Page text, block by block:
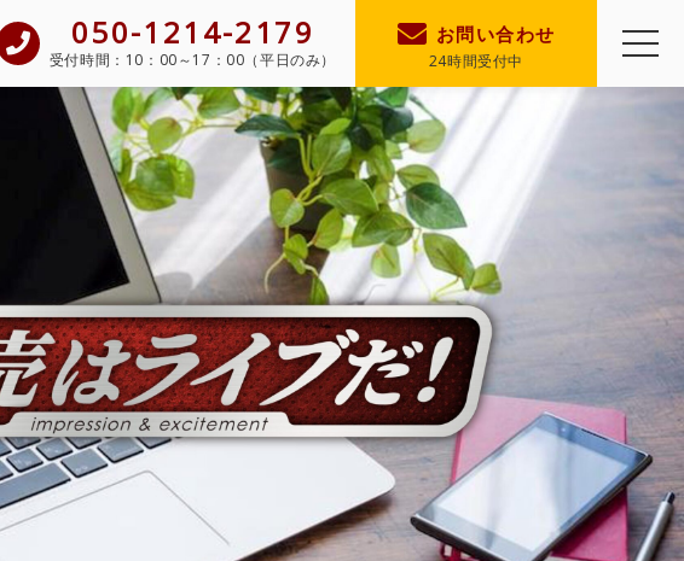
050-1214-2179
受付時間： 10：00～17：00（平日のみ）
お問い合わせ
24時間受付中